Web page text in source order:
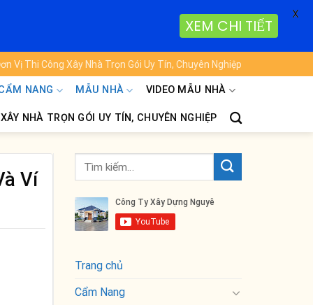
Vị Thi Công Xây Nhà Trọn Gói Uy Tín, Chuyên Nghiệp
NANG MẪU NHÀ VIDEO MẪU NHÀ
NHÀ TRỌN GÓI UY TÍN, CHUYÊN NGHIỆP
Ví
Trang chủ
Cẩm Nang
XEM CHI TIẾT
X